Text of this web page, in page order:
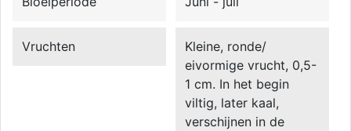
Vruchten
Kleine, ronde/
eivormige vrucht, 0,5-
1 cm. In het begin
viltig, later kaal,
verschijnen in de